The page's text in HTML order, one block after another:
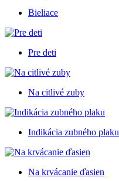
Bieliace
Pre deti
Na citlivé zuby
Indikácia zubného plaku
Na krvácanie ďasien